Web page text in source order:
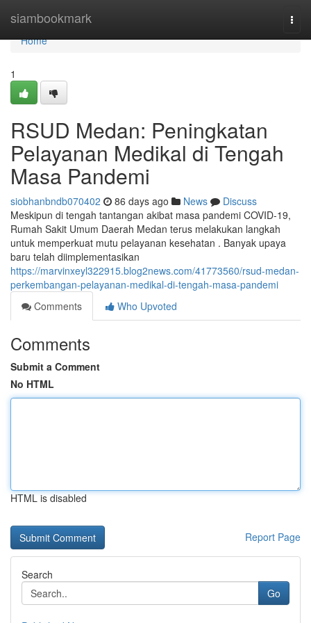
siambookmark
Home
Home
1
RSUD Medan: Peningkatan
Pelayanan Medikal di Tengah
Masa Pandemi
siobhanbndb070402 86 days ago News
Discuss
Meskipun di tengah tantangan akibat masa pandemi COVID-19,
Rumah Sakit Umum Daerah Medan terus melakukan langkah
untuk memperkuat mutu pelayanan kesehatan . Banyak upaya
baru telah diimplementasikan
https://marvinxeyl322915.blog2news.com/41773560/rsud-medan-
perkembangan-pelayanan-medikal-di-tengah-masa-pandemi
Comments
Who Upvoted
Comments
Submit a Comment
No HTML
HTML is disabled
Report Page
Search
Go